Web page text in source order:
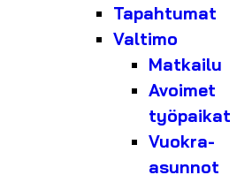
Tapahtumat
Valtimo
Matkailu
Avoimet
työpaikat
Vuokra-
asunnot